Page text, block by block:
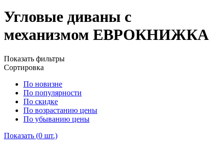
Угловые диваны с
механизмом ЕВРОКНИЖКА
Показать фильтры
Сортировка
По новизне
По популярности
По скидке
По возрастанию цены
По убыванию цены
Показать (0 шт.)